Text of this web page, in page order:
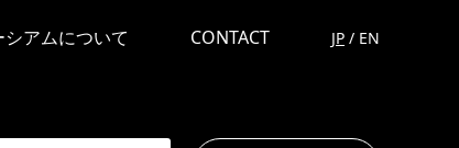
シアムについて CONTACT JP / EN